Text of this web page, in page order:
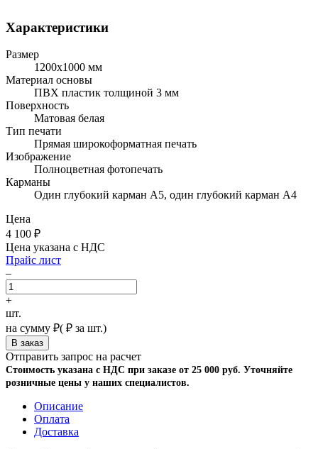
Характеристики
Размер
1200х1000 мм
Материал основы
ПВХ пластик толщиной 3 мм
Поверхность
Матовая белая
Тип печати
Прямая широкоформатная печать
Изображение
Полноцветная фотопечать
Карманы
Один глубокий карман А5, один глубокий карман А4
Цена
4 100 ₽
Цена указана с НДС
Прайс лист
–
+
шт.
на сумму ₽( ₽ за шт.)
Отправить запрос на расчет
Стоимость указана с НДС при заказе от 25 000 руб. Уточняйте
розничные цены у наших специалистов.
Описание
Оплата
Доставка